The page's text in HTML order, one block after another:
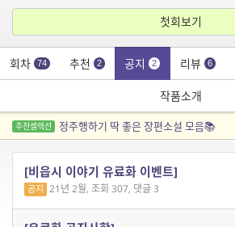
첫회보기
회차 74 추천 2 공지 2 리뷰 6
작품소개
추천셀렉션 정주행하기 딱 좋은 장편소설 모음📚
[비읍시 이야기 유료화 이벤트]
공지 21년 2월, 조회 307, 댓글 3